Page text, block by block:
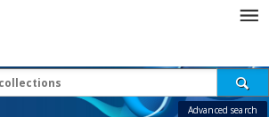
Advanced search